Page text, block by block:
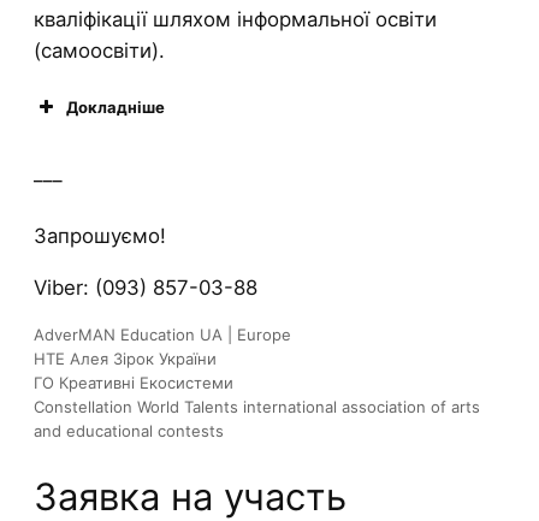
кваліфікації шляхом інформальної освіти
(самоосвіти).
Докладніше
Запрошуємо!
Viber: (093) 857-03-88
AdverMAN Education UA | Europe
НТЕ Алея Зірок України
ГО Креативні Екосистеми
Constellation World Talents international association of arts
and educational contests
Заявка на участь